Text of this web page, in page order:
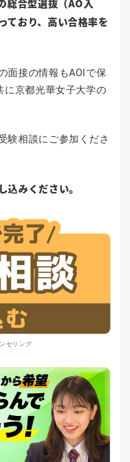
総合型選抜（AO入
ており、高い合格率を
面接の情報もAOIで保
に京都光華女子大学の
験相談にご参加くださ
みください。
セリング